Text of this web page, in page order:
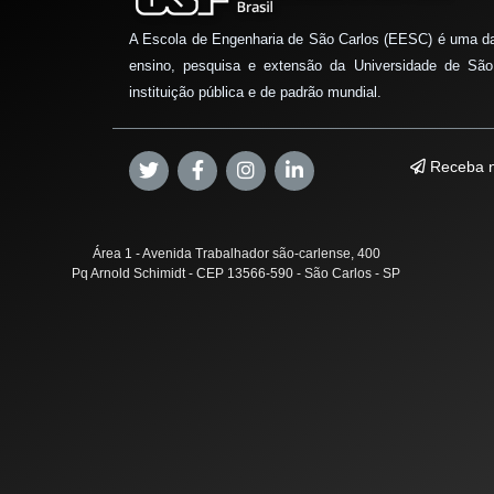
A Escola de Engenharia de São Carlos (EESC) é uma
ensino, pesquisa e extensão da Universidade de
instituição pública e de padrão mundial.
Receba
Área 1 - Avenida Trabalhador são-carlense, 400
Pq Arnold Schimidt - CEP 13566-590 - São Carlos - SP